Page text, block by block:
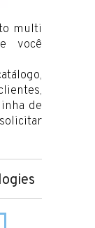
multi
você
de